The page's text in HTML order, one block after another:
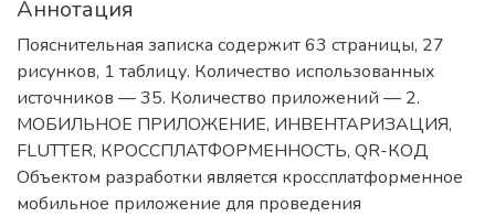
Аннотация
Пояснительная записка содержит 63 страницы, 27
рисунков, 1 таблицу. Количество использованных
источников — 35. Количество приложений — 2.
МОБИЛЬНОЕ ПРИЛОЖЕНИЕ, ИНВЕНТАРИЗАЦИЯ,
FLUTTER, КРОССПЛАТФОРМЕННОСТЬ, QR-КОД
Объектом разработки является кроссплатформенное
мобильное приложение для проведения